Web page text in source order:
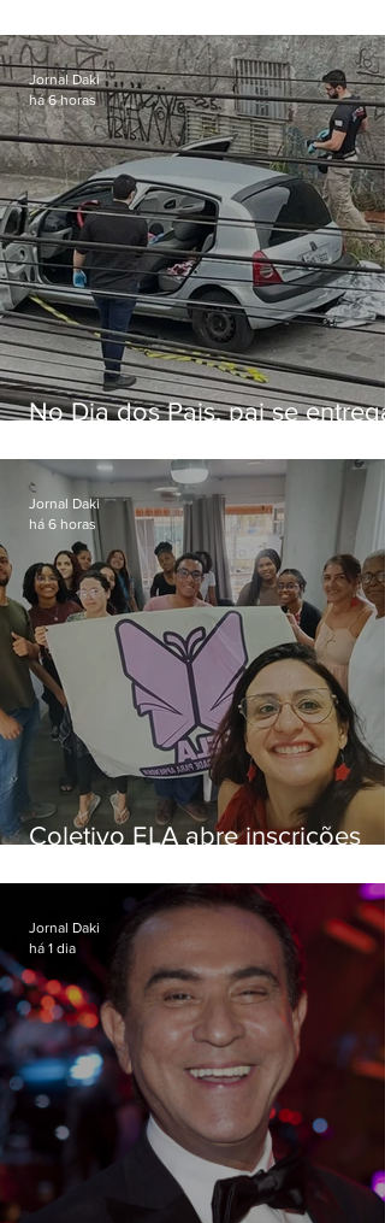
Cabo Frio
No Dia dos Pais, pai se entrega
5 anos em SP
Jornal Daki
há 6 horas
Coletivo ELA abre inscrições
Jornal Daki
há 6 horas
Jornal Daki
há 1 dia